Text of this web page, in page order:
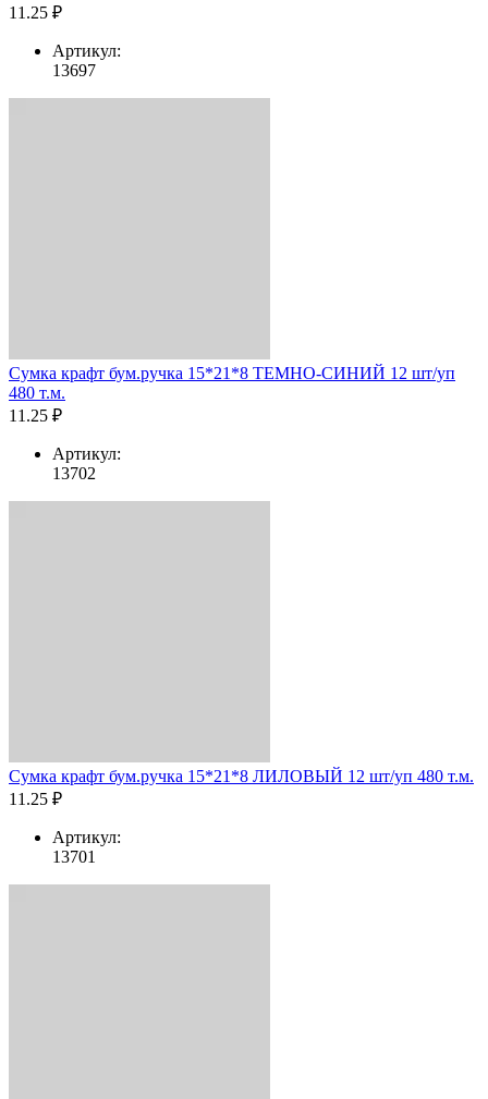
11.25 ₽
Артикул:
13697
Сумка крафт бум.ручка 15*21*8 ТЕМНО-СИНИЙ 12 шт/уп
480 т.м.
11.25 ₽
Артикул:
13702
Сумка крафт бум.ручка 15*21*8 ЛИЛОВЫЙ 12 шт/уп 480 т.м.
11.25 ₽
Артикул:
13701